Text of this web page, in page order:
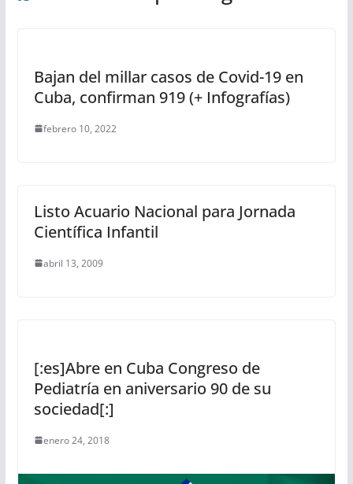
Bajan del millar casos de Covid-19 en
Cuba, confirman 919 (+ Infografías)
febrero 10, 2022
Listo Acuario Nacional para Jornada
Científica Infantil
abril 13, 2009
[:es]Abre en Cuba Congreso de
Pediatría en aniversario 90 de su
sociedad[:]
enero 24, 2018